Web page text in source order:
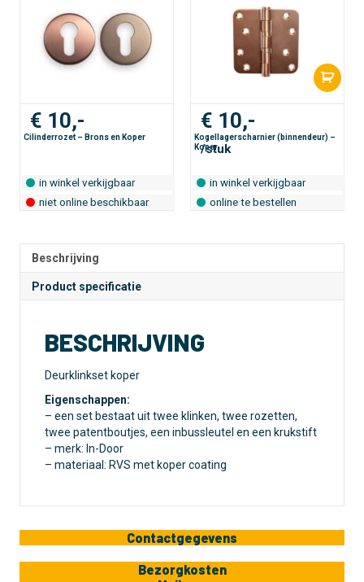
a
v
:
€ 10,-
Cilinderrozet – Brons en Koper
in winkel verkijgbaar
niet online beschikbaar
€ 10,-
/stuk
Kogellagerscharnier (binnendeur) –
Koper
in winkel verkijgbaar
online te bestellen
Beschrijving
Product specificatie
BESCHRIJVING
Deurklinkset koper
Eigenschappen:
– een set bestaat uit twee klinken, twee rozetten,
twee patentboutjes, een inbussleutel en een krukstift
– merk: In-Door
– materiaal: RVS met koper coating
Contactgegevens
Bezorgkosten